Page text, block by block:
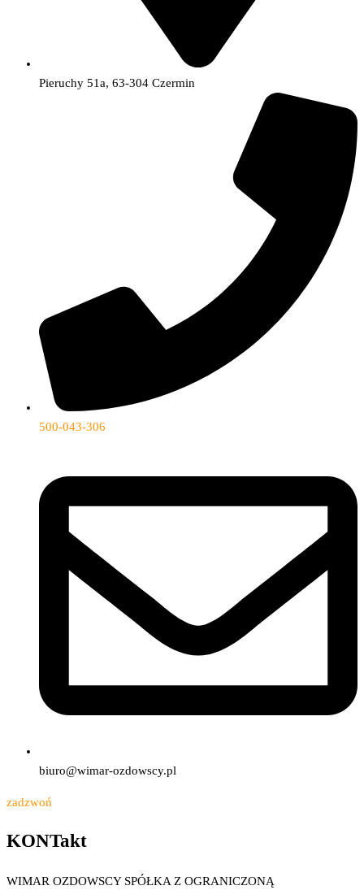
Pieruchy 51a, 63-304 Czermin
500-043-306
biuro@wimar-ozdowscy.pl
zadzwoń
KONTakt
WIMAR OZDOWSCY SPÓŁKA Z OGRANICZONĄ